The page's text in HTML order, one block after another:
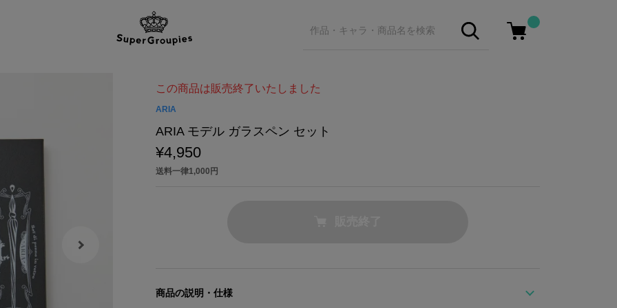
この商品は販売終了いたしました
ARIA
ARIA モデル ガラスペン セット
¥4,950
送料一律1,000円
商品の説明・仕様